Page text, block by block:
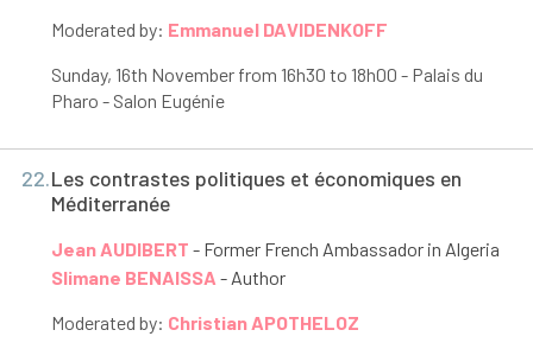
Moderated by: Emmanuel DAVIDENKOFF
Sunday, 16th November from 16h30 to 18h00 - Palais du
Pharo - Salon Eugénie
22.Les contrastes politiques et économiques en
Méditerranée
Jean AUDIBERT - Former French Ambassador in Algeria
Slimane BENAISSA - Author
Moderated by: Christian APOTHELOZ